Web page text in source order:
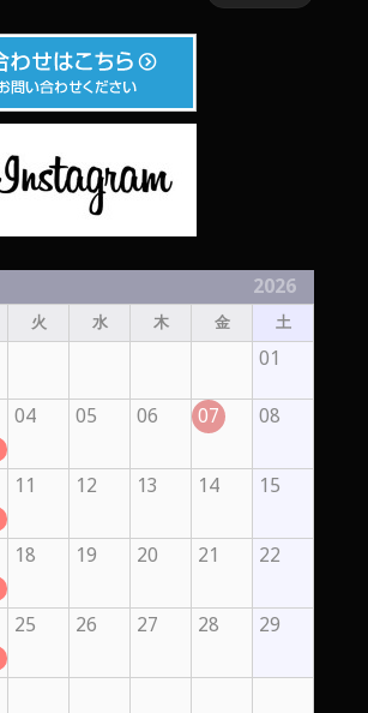
2026
火 水 木 金 土
01
04 05 06 07 08
11 12 13 14 15
18 19 20 21 22
25 26 27 28 29